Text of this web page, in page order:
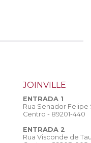
JOINVILLE
ENTRADA 1
Rua Senador
Centro - 89201-440
ENTRADA 2
Rua Visconde de